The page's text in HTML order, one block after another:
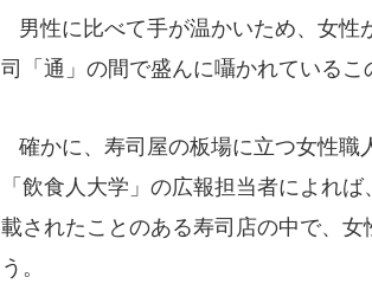
男性に比べて手が温かいため、女
司「通」の間で盛んに囁かれているこ
確かに、寿司屋の板場に立つ女性職
「飲食人大学」の広報担当者によれ
載されたことのある寿司店の中で、
う。